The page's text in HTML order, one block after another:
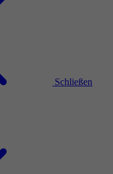
Schließen